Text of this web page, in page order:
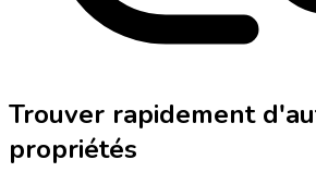
Trouver rapidement
propriétés